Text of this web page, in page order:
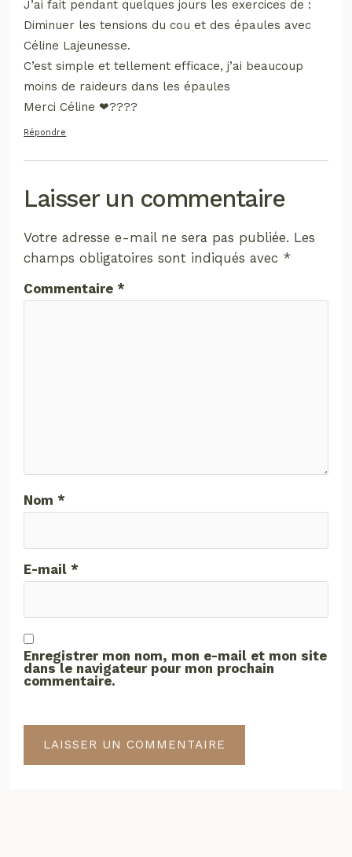
J’ai fait pendant quelques jours les exercices de :
Diminuer les tensions du cou et des épaules avec
Céline Lajeunesse.
C’est simple et tellement efficace, j’ai beaucoup
moins de raideurs dans les épaules
Merci Céline ❤????
Répondre
Laisser un commentaire
Votre adresse e-mail ne sera pas publiée. Les
champs obligatoires sont indiqués avec *
Commentaire*
Nom*
E-mail*
Enregistrer mon nom, mon e-mail et mon site
dans le navigateur pour mon prochain
commentaire.